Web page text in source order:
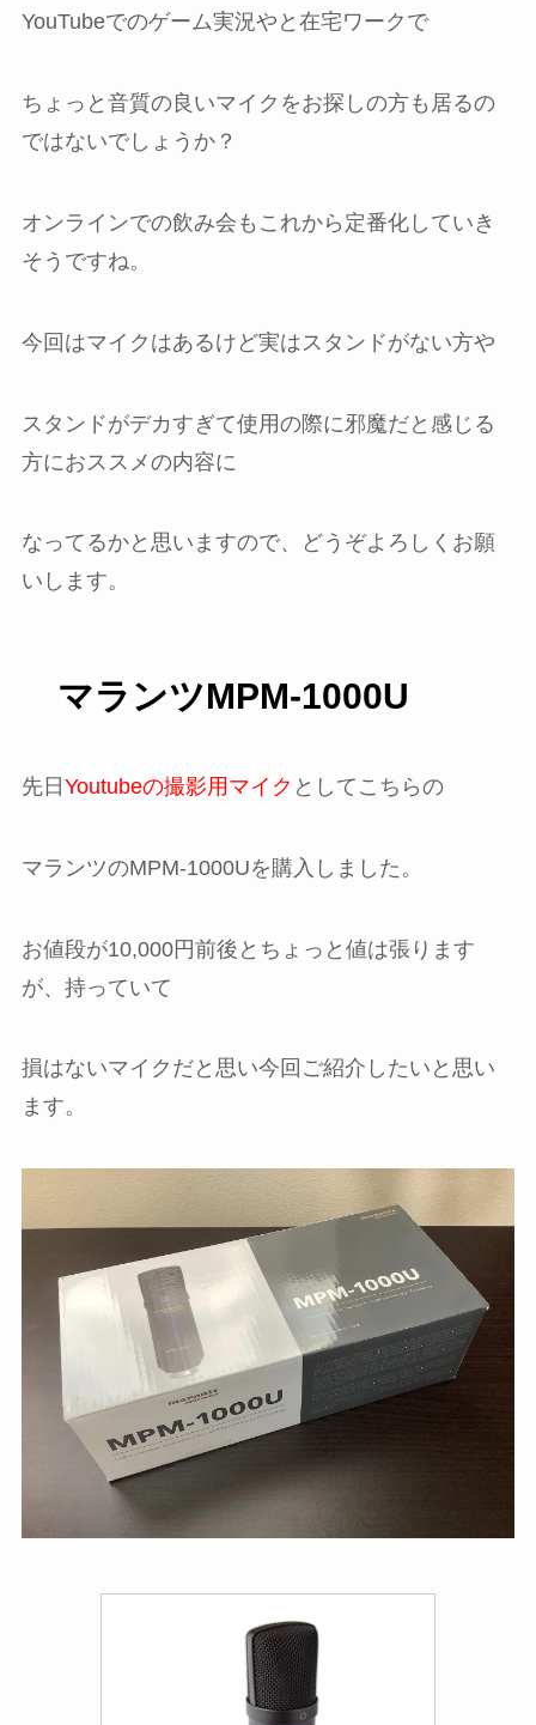
YouTubeでのゲーム実況やと在宅ワークで
ちょっと音質の良いマイクをお探しの方も居るの
ではないでしょうか？
オンラインでの飲み会もこれから定番化していき
そうですね。
今回はマイクはあるけど実はスタンドがない方や
スタンドがデカすぎて使用の際に邪魔だと感じる
方におススメの内容に
なってるかと思いますので、どうぞよろしくお願
いします。
マランツMPM-1000U
先日Youtubeの撮影用マイク としてこちらの
マランツのMPM-1000Uを購入しました。
お値段が10,000円前後とちょっと値は張ります
が、持っていて
損はないマイクだと思い今回ご紹介したいと思い
ます。